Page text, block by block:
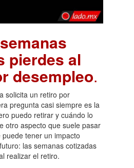
pierdes al
desempleo.
solicita un retiro por
pregunta casi siempre es la
puedo retirar y cuándo lo
otro aspecto que suele pasar
tener un impacto
las semanas cotizadas
realizar el retiro.